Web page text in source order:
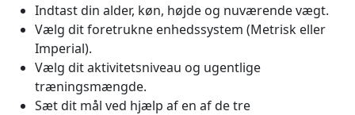
Indtast din alder, køn, højde og nuværende vægt.
Vælg dit foretrukne enhedssystem (Metrisk eller
Imperial).
Vælg dit aktivitetsniveau og ugentlige
træningsmængde.
Sæt dit mål ved hjælp af en af de tre